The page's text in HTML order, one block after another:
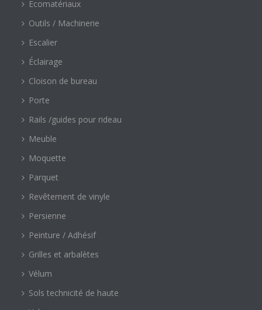
Ecomatériaux
Outils / Machinerie
Escalier
Éclairage
Cloison de bureau
Porte
Rails /guides pour rideau
Meuble
Moquette
Parquet
Revêtement de vinyle
Persienne
Peinture / Adhésif
Grilles et arbalètes
Vélum
Sols technicité de haute